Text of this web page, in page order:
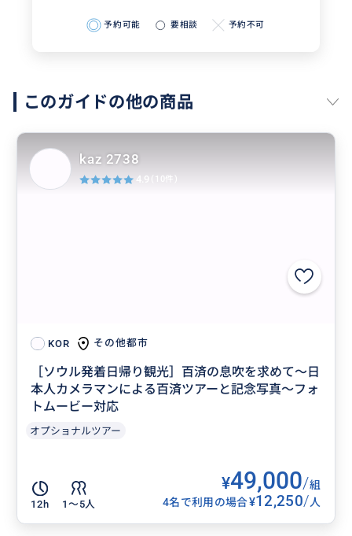
予約可能 要相談 予約不可
このガイドの他の商品
KOR その他都市
［ソウル発着日帰り観光］百済の息吹を求めて〜日
本人カメラマンによる百済ツアーと記念写真〜フォ
トムービー対応
オプショナルツアー
12h 1〜5人
¥49,000/組
4名で利用の場合¥12,250/人
kaz 2738
4.9 (10件)